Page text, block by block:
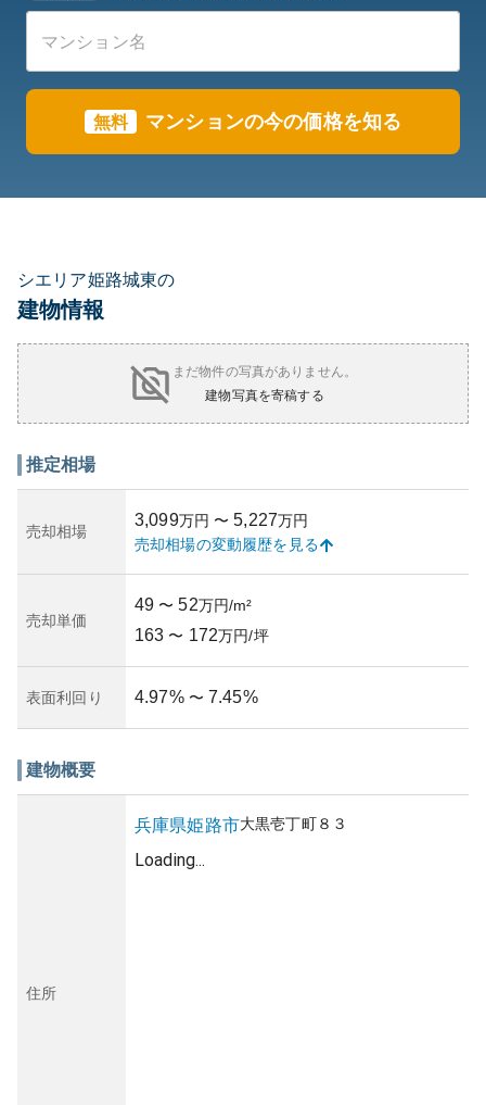
無料 マンションの今の価格を知る
シエリア姫路城東の
建物情報
まだ物件の写真がありません。
建物写真を寄稿する
推定相場
売却相場
3,099万円 〜 5,227万円
売却相場の変動履歴を見る
売却単価
49 〜 52万円/m²
163 〜 172万円/坪
表面利回り 4.97% 〜 7.45%
建物概要
住所
兵庫県姫路市大黒壱丁町８３
Loading...